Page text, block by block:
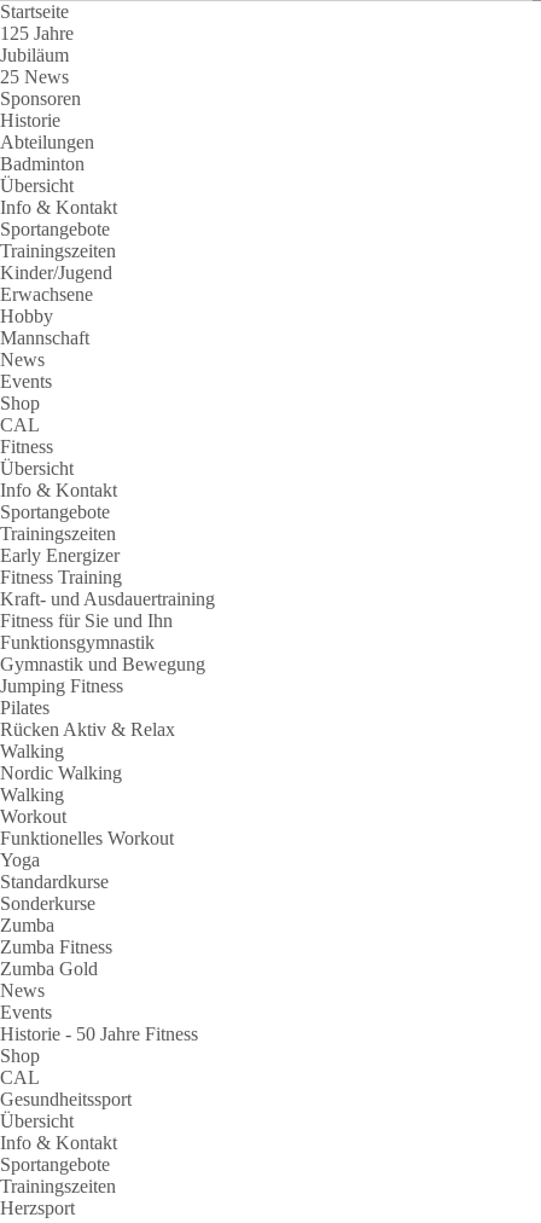
Startseite
125 Jahre
Jubiläum
25 News
Sponsoren
Historie
Abteilungen
Badminton
Übersicht
Info & Kontakt
Sportangebote
Trainingszeiten
Kinder/Jugend
Erwachsene
Hobby
Mannschaft
News
Events
Shop
CAL
Fitness
Übersicht
Info & Kontakt
Sportangebote
Trainingszeiten
Early Energizer
Fitness Training
Kraft- und Ausdauertraining
Fitness für Sie und Ihn
Funktionsgymnastik
Gymnastik und Bewegung
Jumping Fitness
Pilates
Rücken Aktiv & Relax
Walking
Nordic Walking
Walking
Workout
Funktionelles Workout
Yoga
Standardkurse
Sonderkurse
Zumba
Zumba Fitness
Zumba Gold
News
Events
Historie - 50 Jahre Fitness
Shop
CAL
Gesundheitssport
Übersicht
Info & Kontakt
Sportangebote
Trainingszeiten
Herzsport